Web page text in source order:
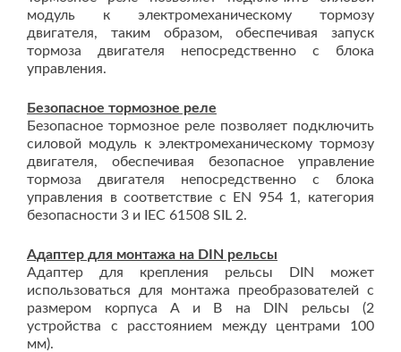
модуль к электромеханическому тормозу
двигателя, таким образом, обеспечивая запуск
тормоза двигателя непосредственно с блока
управления.
Безопасное тормозное реле
Безопасное тормозное реле позволяет подключить
силовой модуль к электромеханическому тормозу
двигателя, обеспечивая безопасное управление
тормоза двигателя непосредственно с блока
управления в соответствие с EN 954 1, категория
безопасности 3 и IEC 61508 SIL 2.
Адаптер для монтажа на DIN рельсы
Адаптер для крепления рельсы DIN может
использоваться для монтажа преобразователей с
размером корпуса A и B на DIN рельсы (2
устройства с расстоянием между центрами 100
мм).